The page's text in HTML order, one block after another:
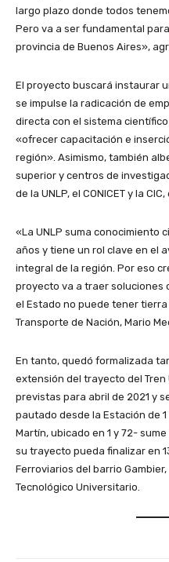
largo plazo donde todos
Pero va a ser fundamental
provincia de Buenos Aires»,
El proyecto buscará instaurar
se impulse la radicación de
directa con el sistema
«ofrecer capacitación e
región». Asimismo, también
superior y centros de
de la UNLP, el CONICET y la
«La UNLP suma conocimiento
años y tiene un rol clave en el
integral de la región. Por eso
proyecto va a traer soluciones
el Estado no puede tener
Transporte de Nación, Mario
En tanto, quedó formalizada
extensión del trayecto del
previstas para abril de 2021 y
pautado desde la Estación de
Martín, ubicado en 1 y 72-
su trayecto pueda finalizar en
Ferroviarios del barrio
Tecnológico Universitario.